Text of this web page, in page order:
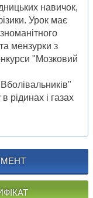
навичок,
Урок має
мензурки з
"Мозковий
рідинах і газах